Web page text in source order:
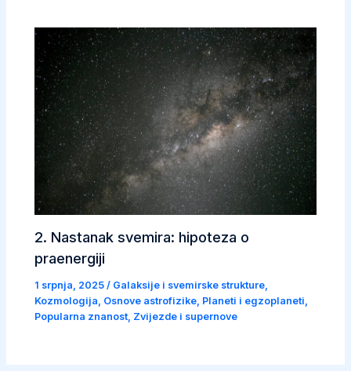
2. Nastanak svemira: hipoteza o
praenergiji
1 srpnja, 2025/ Galaksije i svemirske strukture
Kozmologija Osnove astrofizike Planeti i egzoplaneti
Popularna znanost Zvijezde i supernove